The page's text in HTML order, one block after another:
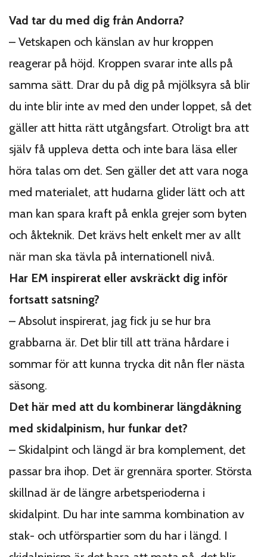
Vad tar du med dig från Andorra?
– Vetskapen och känslan av hur kroppen
reagerar på höjd. Kroppen svarar inte alls på
samma sätt. Drar du på dig på mjölksyra så blir
du inte blir inte av med den under loppet, så det
gäller att hitta rätt utgångsfart. Otroligt bra att
själv få uppleva detta och inte bara läsa eller
höra talas om det. Sen gäller det att vara noga
med materialet, att hudarna glider lätt och att
man kan spara kraft på enkla grejer som byten
och åkteknik. Det krävs helt enkelt mer av allt
när man ska tävla på internationell nivå.
Har EM inspirerat eller avskräckt dig inför
fortsatt satsning?
– Absolut inspirerat, jag fick ju se hur bra
grabbarna är. Det blir till att träna hårdare i
sommar för att kunna trycka dit nån fler nästa
säsong.
Det här med att du kombinerar längdåkning
med skidalpinism, hur funkar det?
– Skidalpint och längd är bra komplement, det
passar bra ihop. Det är grennära sporter. Största
skillnad är de längre arbetsperioderna i
skidalpint. Du har inte samma kombination av
stak- och utförspartier som du har i längd. I